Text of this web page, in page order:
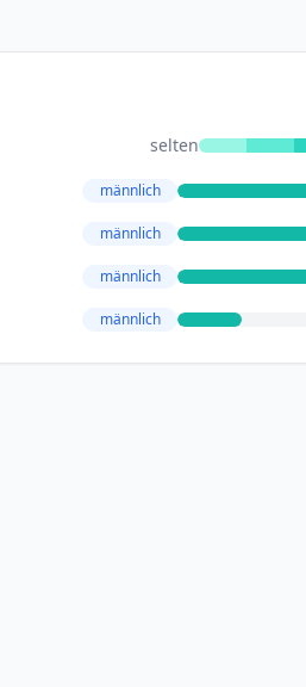
selten
männlich
männlich
männlich
männlich